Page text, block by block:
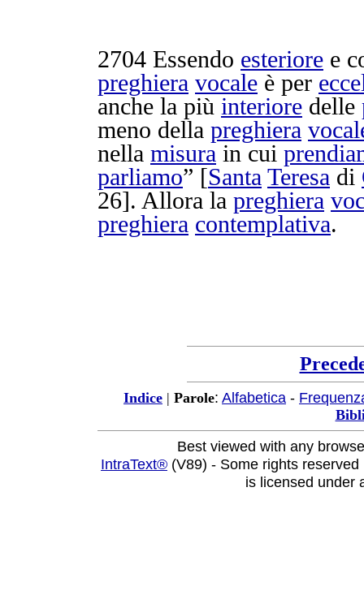
2704 Essendo esteriore e
preghiera vocale è per
anche la più interiore delle
meno della preghiera
nella misura in cui
parliamo” [Santa Teresa di
26]. Allora la preghiera
preghiera contemplativa.
Indice | Parole: Alfabetica -
Best viewed with any
IntraText® (V89) - Some rights
is licensed under